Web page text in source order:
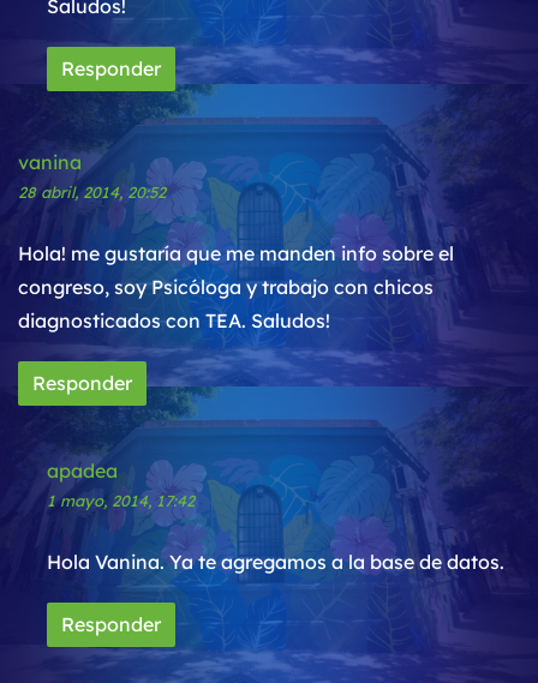
Saludos!
Responder
vanina
28 abril, 2014, 20:52
Hola! me gustaría que me manden info sobre el
congreso, soy Psicóloga y trabajo con chicos
diagnosticados con TEA. Saludos!
Responder
apadea
1 mayo, 2014, 17:42
Hola Vanina. Ya te agregamos a la base de datos.
Responder